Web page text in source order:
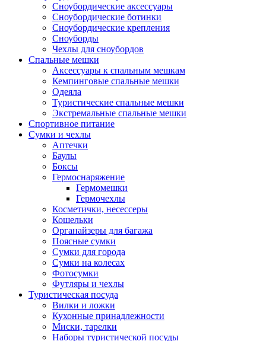
Сноубордические аксессуары
Сноубордические ботинки
Сноубордические крепления
Сноуборды
Чехлы для сноубордов
Спальные мешки
Аксессуары к спальным мешкам
Кемпинговые спальные мешки
Одеяла
Туристические спальные мешки
Экстремальные спальные мешки
Спортивное питание
Сумки и чехлы
Аптечки
Баулы
Боксы
Гермоснаряжение
Гермомешки
Гермочехлы
Косметички, несессеры
Кошельки
Органайзеры для багажа
Поясные сумки
Сумки для города
Сумки на колесах
Фотосумки
Футляры и чехлы
Туристическая посуда
Вилки и ложки
Кухонные принадлежности
Миски, тарелки
Наборы туристической посуды